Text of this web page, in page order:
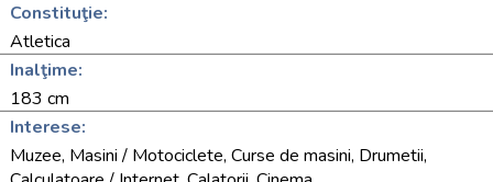
Constituţie:
Atletica
Inalţime:
183 cm
Interese:
Muzee, Masini / Motociclete, Curse de masini, Drumetii,